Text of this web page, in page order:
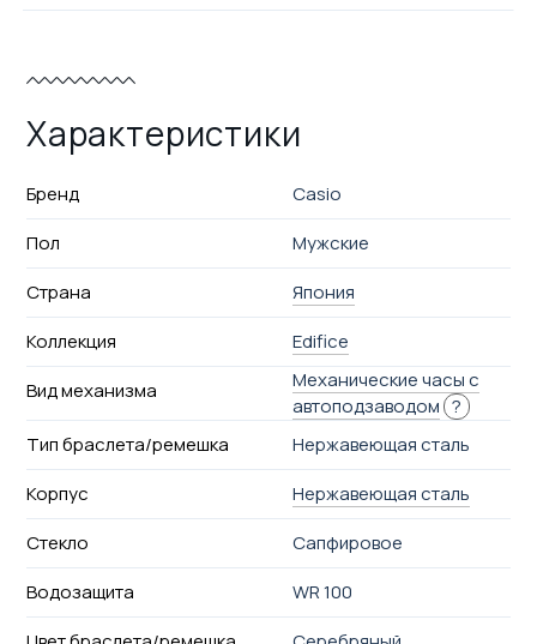
Характеристики
Бренд
Casio
Пол
Мужские
Страна
Япония
Коллекция
Edifice
Вид механизма
Механические часы с
автоподзаводом ?
Тип браслета/ремешка
Нержавеющая сталь
Корпус
Нержавеющая сталь
Стекло
Сапфировое
Водозащита
WR 100